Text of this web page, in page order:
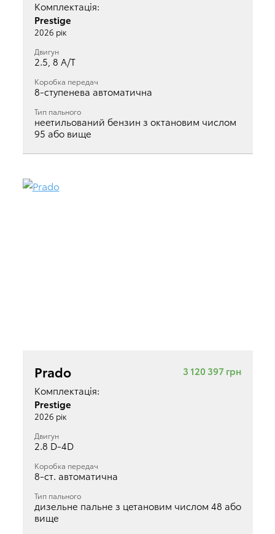
Комплектація:
Prestige
2026 рік
Двигун
2.5, 8 A/T
Коробка передач
8-ступенева автоматична
Тип пального
неетильований бензин з октановим числом
95 або вище
Prado
Комплектація:
Prestige
2026 рік
3 120 397 грн
Двигун
2.8 D-4D
Коробка передач
8-ст. автоматична
Тип пального
дизельне пальне з цетановим числом 48 або
вище